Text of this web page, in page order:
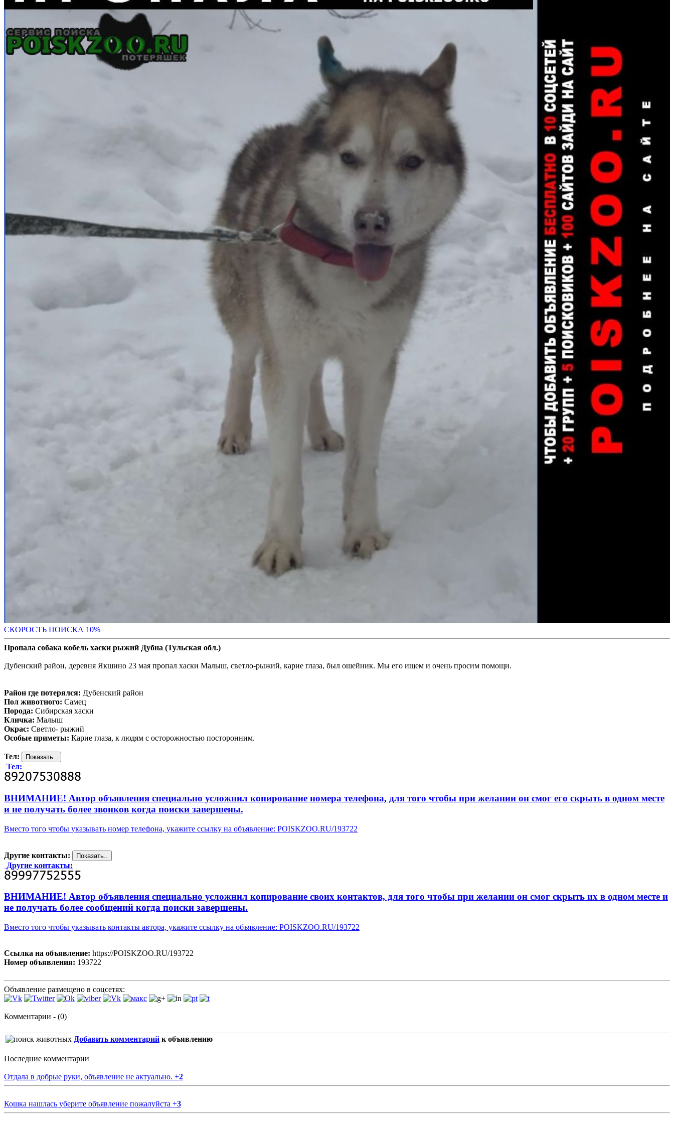
СКОРОСТЬ ПОИСКА 10%
Пропала собака кобель хаски рыжий Дубна (Тульская обл.)
Дубенский район, деревня Якшино 23 мая пропал хаски Малыш, светло-рыжий, карие глаза, был ошейник. Мы его ищем и очень просим помощи.
Район где потерялся: Дубенский район
Пол животного: Самец
Порода: Сибирская хаски
Кличка: Малыш
Окрас: Светло- рыжий
Особые приметы: Карие глаза, к людям с осторожностью посторонним.
Тел:
Тел:
ВНИМАНИЕ! Автор объявления специально усложнил копирование номера телефона, для того чтобы при желании он смог его скрыть в одном месте
и не получать более звонков когда поиски завершены.
Вместо того чтобы указывать номер телефона, укажите ссылку на объявление: POISKZOO.RU/193722
Другие контакты:
Другие контакты:
ВНИМАНИЕ! Автор объявления специально усложнил копирование своих контактов, для того чтобы при желании он смог скрыть их в одном месте и
не получать более сообщений когда поиски завершены.
Вместо того чтобы указывать контакты автора, укажите ссылку на объявление: POISKZOO.RU/193722
Ссылка на объявление: https://POISKZOO.RU/193722
Номер объявления: 193722
Объявление размещено в соцсетях:
Комментарии - (0)
Добавить комментарий к объявлению
Последние комментарии
Отдала в добрые руки, объявление не актуально. +2
Кошка нашлась уберите объявление пожалуйста +3